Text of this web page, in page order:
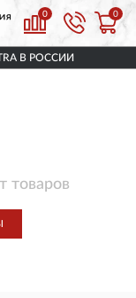
0 0
В РОССИИ
товаров